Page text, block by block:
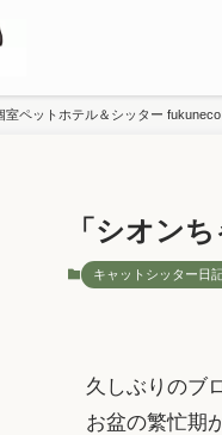
室ペットホテル＆シッター fukuneco
「シオン
キャットシッター日
久しぶりのブ
お盆の繁忙期